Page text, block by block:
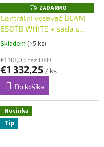
Z
A
D
A
M
ZADARMO
Centrální vysavač BEAM
650TB WHITE + sada s
obousměrnou komunikací
Alliance 9m
Skladem (>5 ks)
€1 101,03 bez DPH
€1 332,25 / ks
Do košíka
Novinka
Tip